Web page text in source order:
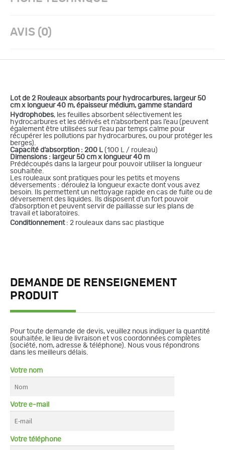
AVIS (0)
Lot de 2 Rouleaux absorbants pour hydrocarbures, largeur 50
cm x longueur 40 m, épaisseur médium, gamme standard
Hydrophobes, les feuilles absorbent sélectivement les
hydrocarbures et les dérivés et n’absorbent pas l’eau (peuvent
également être utilisées sur l’eau par temps calme pour
récupérer les pollutions par hydrocarbures, ou pour protéger les
berges).
Capacité d’absorption : 200 L (100 L / rouleau)
Dimensions : largeur 50 cm x longueur 40 m
Prédécoupés dans la largeur pour pouvoir utiliser la longueur
souhaitée.
Les rouleaux sont pratiques pour les petits et moyens
déversements : déroulez la longueur exacte dont vous avez
besoin. Ils permettent un nettoyage rapide en cas de fuite ou de
déversement des liquides. Ils disposent d’un fort pouvoir
d’absorption et peuvent servir de paillasse sur les plans de
travail et laboratoires.
Conditionnement: 2 rouleaux dans sac plastique
DEMANDE DE RENSEIGNEMENT
PRODUIT
Pour toute demande de devis, veuillez nous indiquer la quantité
souhaitée, le lieu de livraison et vos coordonnées complètes
(société, nom, adresse & téléphone). Nous vous répondrons
dans les meilleurs délais.
Votre nom
Votre e-mail
Votre téléphone